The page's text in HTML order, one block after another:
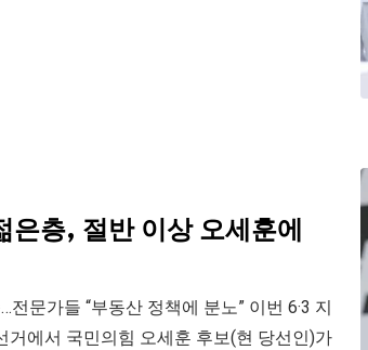
층, 절반 이상 오세훈에
문가들 “부동산 정책에 분노” 이번 6·3 지
에서 국민의힘 오세훈 후보(현 당선인)가